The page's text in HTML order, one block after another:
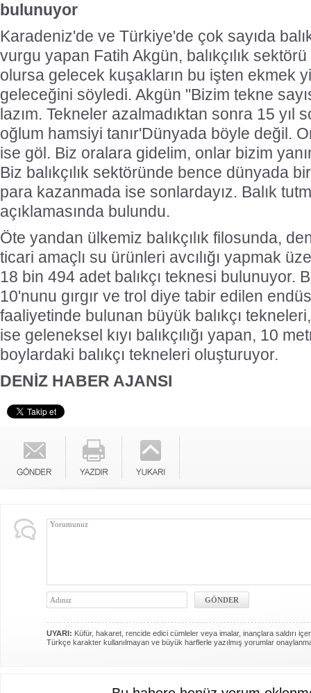
bulunuyor
Karadeniz'de ve Türkiye'de çok sayıda
vurgu yapan Fatih Akgün, balıkçılık
olursa gelecek kuşakların bu işten ekmek
geleceğini söyledi. Akgün "Bizim tekne
lazım. Tekneler azalmadıktan sonra 15 yıl
oğlum hamsiyi tanır'Dünyada böyle değil.
ise göl. Biz oralara gidelim, onlar bizim
Biz balıkçılık sektöründe bence dünyada
para kazanmada ise sonlardayız. Balık
açıklamasında bulundu.
Öte yandan ülkemiz balıkçılık filosunda,
ticari amaçlı su ürünleri avcılığı yapmak
18 bin 494 adet balıkçı teknesi bulunuyor.
10'nunu gırgır ve trol diye tabir edilen
faaliyetinde bulunan büyük balıkçı tekneleri,
ise geleneksel kıyı balıkçılığı yapan, 10
boylardaki balıkçı tekneleri oluşturuyor.
DENİZ HABER AJANSI
UYARI: Küfür, hakaret, rencide edici cümleler veya imalar, inançlara saldırı
Türkçe karakter kullanılmayan ve büyük harflerle yazılmış yorumlar